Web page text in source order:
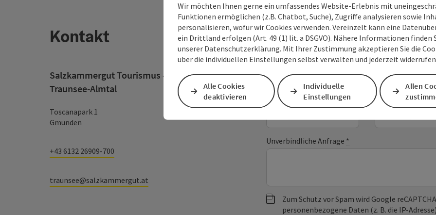
Kontakt
Salzkammergut Tourismus - Destination
Traunsee-Almtal
Toscanapark 1
Gmunden
+43 6132 26909-700
traunsee@salzkammergut.at
Ihre Nachricht
Felder mit*sind Pflichtfelder
Vorname Nachname
Unverbindliche Anfrage *
Zum Schutz vor Spam wird Google
personenbezogene Daten (z. B. die IP-
Wir möchten Ihnen gerne ein umfassendes Website-Erlebnis mit
Funktionen ermöglichen (z.B. Chatbot, Suche), Zugriffe analysieren sowie
personalisieren, wofür wir Cookies verwenden. Vereinzelt kann eine
ein Drittland erfolgen (Art. 49 (1) lit. a DSGVO). Nähere Informationen finden
unserer Datenschutzerklärung. Mit Ihrer Zustimmung akzeptieren Sie die
über die individuellen Einstellungen selbst verwalten und jederzeit
Alle Cookies
deaktivieren
Individuelle
Einstellungen
Allen